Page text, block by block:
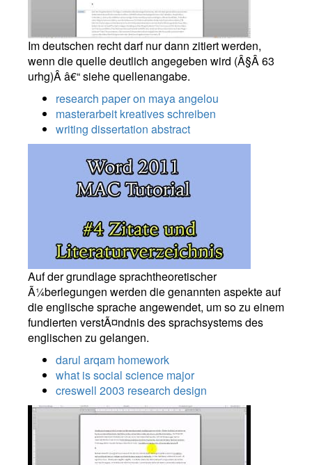
Im deutschen recht darf nur dann zitiert werden,
wenn die quelle deutlich angegeben wird (Â§Â 63
urhg)Â â€“ siehe quellenangabe.
research paper on maya angelou
masterarbeit kreatives schreiben
writing dissertation abstract
Auf der grundlage sprachtheoretischer
Ã¼berlegungen werden die genannten aspekte auf
die englische sprache angewendet, um so zu einem
fundierten verstÃ¤ndnis des sprachsystems des
englischen zu gelangen.
darul arqam homework
what is social science major
creswell 2003 research design